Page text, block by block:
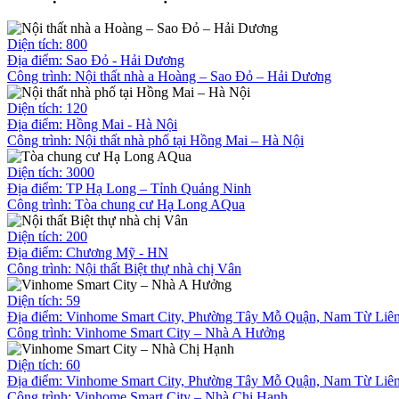
Diện tích: 800
Địa điểm: Sao Đỏ - Hải Dương
Công trình: Nội thất nhà a Hoàng – Sao Đỏ – Hải Dương
Diện tích: 120
Địa điểm: Hồng Mai - Hà Nội
Công trình: Nội thất nhà phố tại Hồng Mai – Hà Nội
Diện tích: 3000
Địa điểm: TP Hạ Long – Tỉnh Quảng Ninh
Công trình: Tòa chung cư Hạ Long AQua
Diện tích: 200
Địa điểm: Chương Mỹ - HN
Công trình: Nội thất Biệt thự nhà chị Vân
Diện tích: 59
Địa điểm: Vinhome Smart City, Phường Tây Mỗ Quận, Nam Từ
Công trình: Vinhome Smart City – Nhà A Hưởng
Diện tích: 60
Địa điểm: Vinhome Smart City, Phường Tây Mỗ Quận, Nam Từ